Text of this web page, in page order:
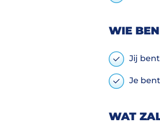
WIE
Jij
Je
WAT